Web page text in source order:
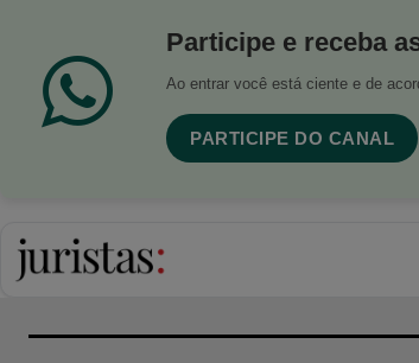
Participe e receba
Ao entrar você está ciente e de
PARTICIPE DO CANAL